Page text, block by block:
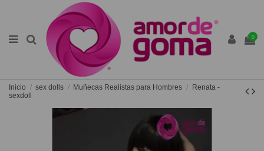
0
Inicio sex dolls Muñecas Realistas para Hombres
Renata -
sexdoll